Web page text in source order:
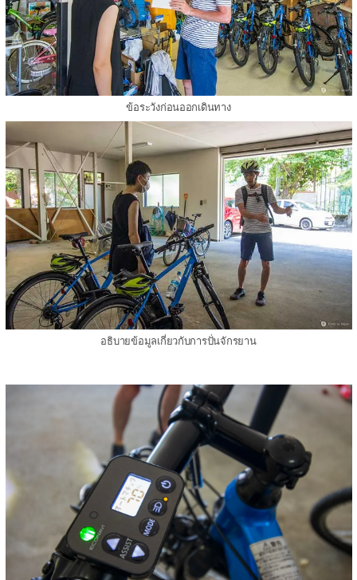
ข้อระวังก่อนออกเดินทาง
อธิบายข้อมูลเกี่ยวกับการปั่นจักรยาน